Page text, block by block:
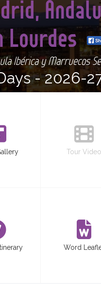
Lourdes
Ibérica y Marruecos
-2026-
Tour Video
Word